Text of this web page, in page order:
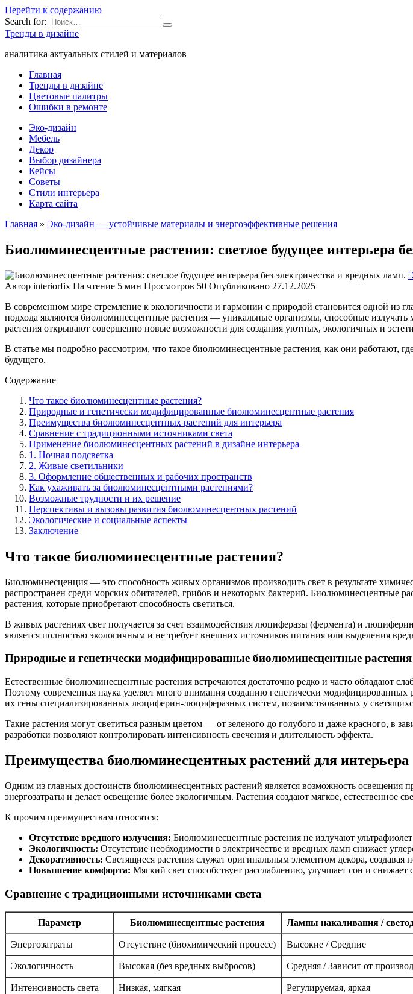
Перейти к содержанию
Search for:
Тренды в дизайне
аналитика актуальных стилей и материалов
Главная
Тренды в дизайне
Цветовые палитры
Ошибки в ремонте
Эко-дизайн
Мебель
Декор
Выбор дизайнера
Кейсы
Советы
Стили интерьера
Карта сайта
Главная » Эко-дизайн — устойчивые материалы и энергоэффективные решения
Биолюминесцентные растения: светлое будущее интерьера
Автор interiorfix На чтение 5 мин Просмотров 50 Опубликовано 27.12.2025
В современном мире стремление к экологичности и гармонии с природой становится одной из
подхода являются биолюминесцентные растения — уникальные организмы, способные излучать
растения открывают совершенно новые возможности для создания уютных, экологичных и
В статье мы подробно рассмотрим, что такое биолюминесцентные растения, как они работают,
будущего.
Содержание
Что такое биолюминесцентные растения?
Природные и генетически модифицированные биолюминесцентные растения
Преимущества биолюминесцентных растений для интерьера
Сравнение с традиционными источниками света
Применение биолюминесцентных растений в дизайне интерьера
1. Ночная подсветка
2. Живые светильники
3. Оформление общественных и рабочих пространств
Как ухаживать за биолюминесцентными растениями?
Возможные трудности и их решение
Перспективы и вызовы развития биолюминесцентных растений
Экологические и социальные аспекты
Заключение
Что такое биолюминесцентные растения?
Биолюминесценция — это способность живых организмов производить свет в результате
распространен среди морских обитателей, грибов и некоторых бактерий. Биолюминесцентные
растения, которые приобретают способность светиться.
В живых растениях свет получается за счет взаимодействия люциферазы (фермента) и
является полностью экологичным и не требует внешних источников питания или выделения
Природные и генетически модифицированные биолюминесцентные растения
Естественные биолюминесцентные растения встречаются достаточно редко и часто обладают
Поэтому современная наука уделяет много внимания созданию генетически
их гены специализированных люциферин-люциферазных систем, позаимствованных у
Такие растения могут светиться разным цветом — от зеленого до голубого и даже красного, в
разработки позволяют контролировать интенсивность свечения и длительность эффекта.
Преимущества биолюминесцентных растений для интерьера
Одним из главных достоинств биолюминесцентных растений является возможность освещения
энергозатраты и делает освещение более экологичным. Растения создают мягкое, естественное
К прочим преимуществам относятся:
Отсутствие вредного излучения: Биолюминесцентные растения не излучают
Экологичность: Отсутствие необходимости в электричестве и вредных ламп снижает
Декоративность: Светящиеся растения служат оригинальным элементом декора,
Повышение комфорта: Мягкий свет способствует расслаблению, улучшает сон и снижает
Сравнение с традиционными источниками света
Параметр Биолюминесцентные растения Лампы накаливания /
Энергозатраты Отсутствие (биохимический процесс) Высокие / Средние
Экологичность Высокая (без вредных выбросов) Средняя / Зависит от
Интенсивность света Низкая, мягкая Регулируемая, яркая